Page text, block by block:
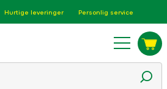
Hurtige leveringer Personlig service